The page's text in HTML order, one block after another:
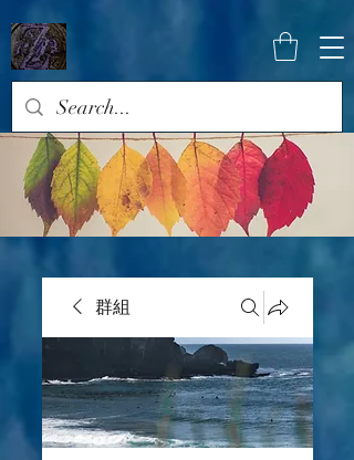
群組